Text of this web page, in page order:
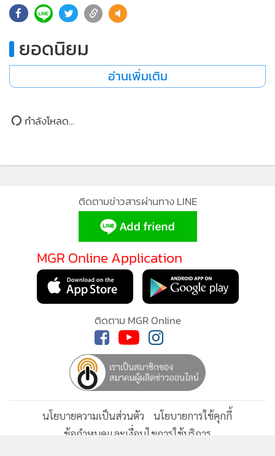
• กองทุนรวม
Factcheck
• ญี่ปุ่น
• News1
ยอดนิยม
อ่านเพิ่มเติม
กำลังโหลด...
ติดตามข่าวสารผ่านทาง LINE
MGR Online Application
ติดตาม MGR Online
นโยบายความเป็นส่วนตัว
นโยบายการใช้คุกกี้
ข้อกำหนดและเงื่อนไขการใช้บริการ